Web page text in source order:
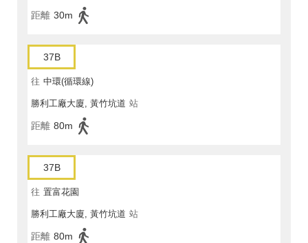
距離 30m
37B
往 中環(循環線)
勝利工廠大廈, 黃竹坑道 站
距離 80m
37B
往 置富花園
勝利工廠大廈, 黃竹坑道 站
距離 80m